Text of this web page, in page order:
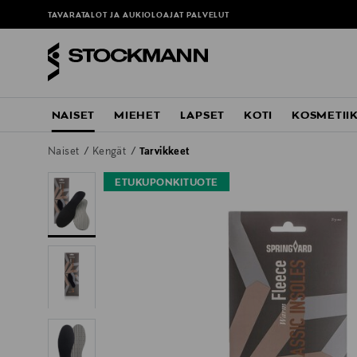
TAVARATALOT JA AUKIOLOAJAT PALVELUT
NAISET MIEHET LAPSET KOTI
Naiset Kengät Tarvikkeet
ETUKUPONKITUOTE